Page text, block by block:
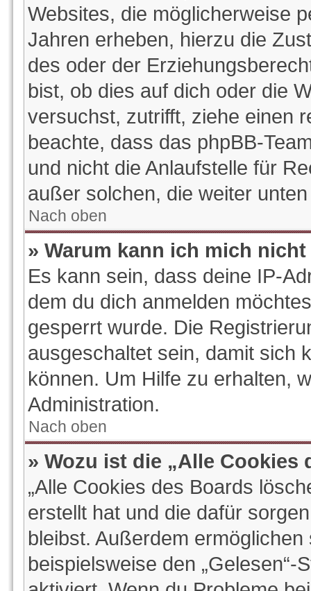
Websites, die möglicherweise
Jahren erheben, hierzu die
des oder der
bist, ob dies auf dich oder die
versuchst, zutrifft, ziehe einen
beachte, dass das phpBB-
und nicht die Anlaufstelle für
außer solchen, die weiter
Nach oben
» Warum kann ich mich
Es kann sein, dass deine IP-
dem du dich anmelden
gesperrt wurde. Die
ausgeschaltet sein, damit sich
können. Um Hilfe zu erhalten,
Administration.
Nach oben
» Wozu ist die „Alle
„Alle Cookies des Boards
erstellt hat und die dafür
bleibst. Außerdem
beispielsweise den